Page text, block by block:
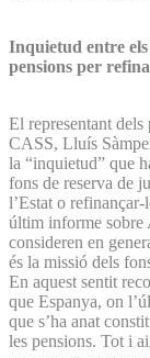
Inquietud entre els
pensions per
El representant dels
CASS, Lluís
la “inquietud” que
fons de reserva de
l’Estat o
últim informe sobre
consideren en
és la missió dels
En aquest sentit
que Espanya, on
que s’ha anat
les pensions. Tot i